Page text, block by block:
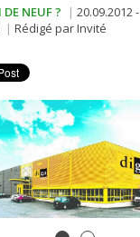
DE NEUF ?
20.09.2012 -
Rédigé par Invité